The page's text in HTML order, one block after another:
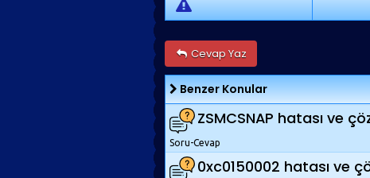
Cevap Yaz
Benzer Konular
ZSMCSNAP hatası ve
Soru-Cevap
0xc0150002 hatası ve